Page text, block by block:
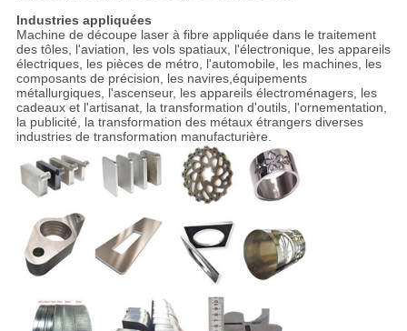
Industries appliquées
Machine de découpe laser à fibre appliquée dans le traitement
des tôles, l'aviation, les vols spatiaux, l'électronique, les appareils
électriques, les pièces de métro, l'automobile, les machines, les
composants de précision, les navires,équipements
métallurgiques, l'ascenseur, les appareils électroménagers, les
cadeaux et l'artisanat, la transformation d'outils, l'ornementation,
la publicité, la transformation des métaux étrangers diverses
industries de transformation manufacturière.